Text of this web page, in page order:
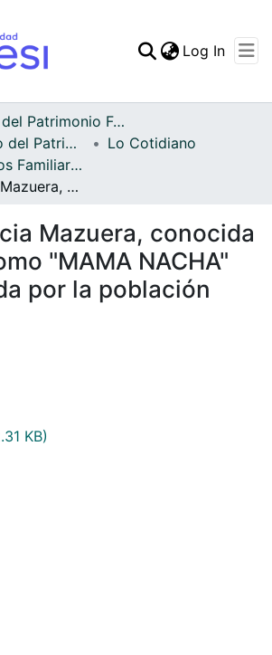
Statistics
Log In
Archivo del Patrimonio Fotográfico y Fílmico del Valle del Cauca
Fondo Archivo del Patrimonio Fotográfico y Fílmico del Valle del Cauca
Lo Cotidiano
APFFVC - Fotos Familiares - Patrimonial
María Ignacia Mazuera, conocida también como "MAMA NACHA" muy querida por la población
Mazuera, conocida
"MAMA NACHA"
por la población
KB)